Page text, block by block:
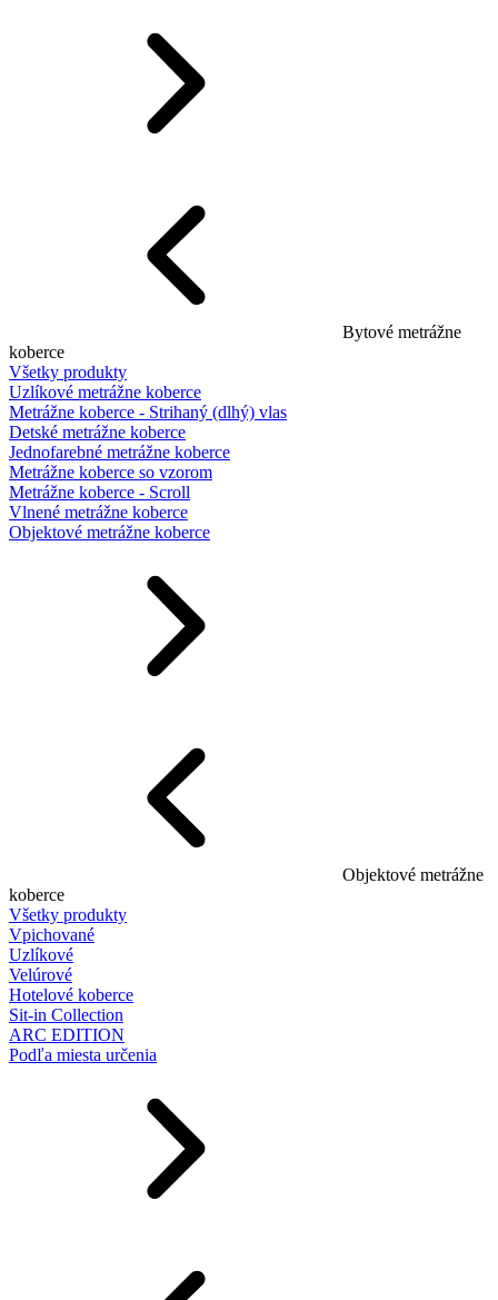
Bytové metrážne
koberce
Všetky produkty
Uzlíkové metrážne koberce
Metrážne koberce - Strihaný (dlhý) vlas
Detské metrážne koberce
Jednofarebné metrážne koberce
Metrážne koberce so vzorom
Metrážne koberce - Scroll
Vlnené metrážne koberce
Objektové metrážne koberce
Objektové metrážne
koberce
Všetky produkty
Vpichované
Uzlíkové
Velúrové
Hotelové koberce
Sit-in Collection
ARC EDITION
Podľa miesta určenia